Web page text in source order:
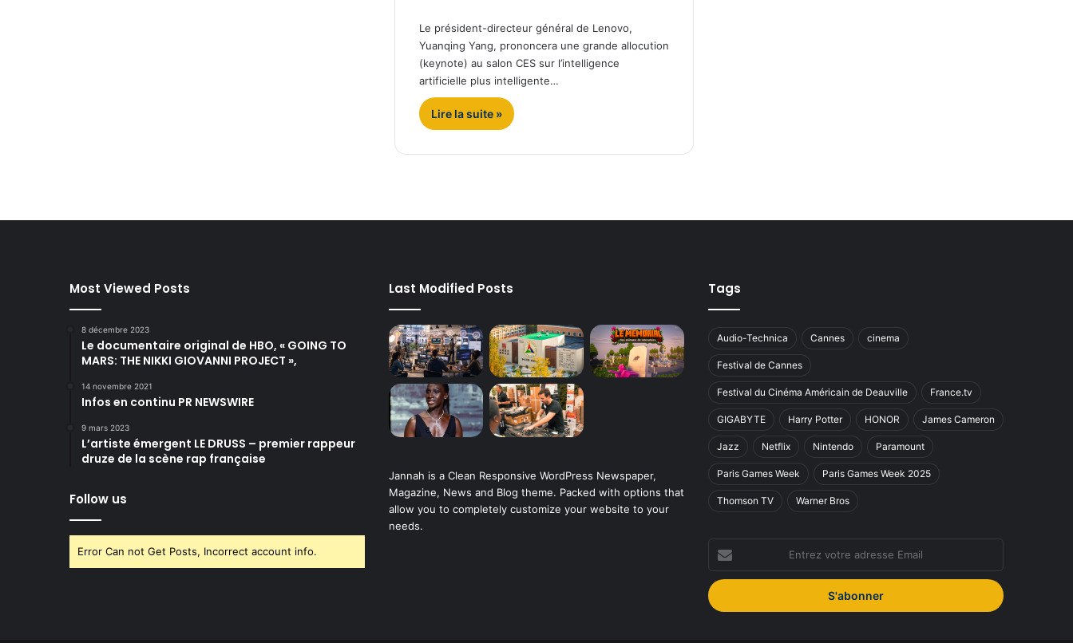
Le président-directeur général de Lenovo,
Yuanqing Yang, prononcera une grande allocution
(keynote) au salon CES sur l’intelligence
artificielle plus intelligente…
Lire la suite »
Most Viewed Posts
8 décembre 2023
Le documentaire original de HBO, « GOING TO
MARS: THE NIKKI GIOVANNI PROJECT »,
14 novembre 2021
Infos en continu PR NEWSWIRE
9 mars 2023
L’artiste émergent LE DRUSS – premier rappeur
druze de la scène rap française
Follow us
Error Can not Get Posts, Incorrect account info.
Last Modified Posts
Jannah is a Clean Responsive WordPress Newspaper,
Magazine, News and Blog theme. Packed with options that
allow you to completely customize your website to your
needs.
Tags
Audio-Technica Cannes cinema
Festival de Cannes
Festival du Cinéma Américain de Deauville France.tv
GIGABYTE Harry Potter HONOR James Cameron
Jazz Netflix Nintendo Paramount
Paris Games Week Paris Games Week 2025
Thomson TV Warner Bros
votre
adresse
Email